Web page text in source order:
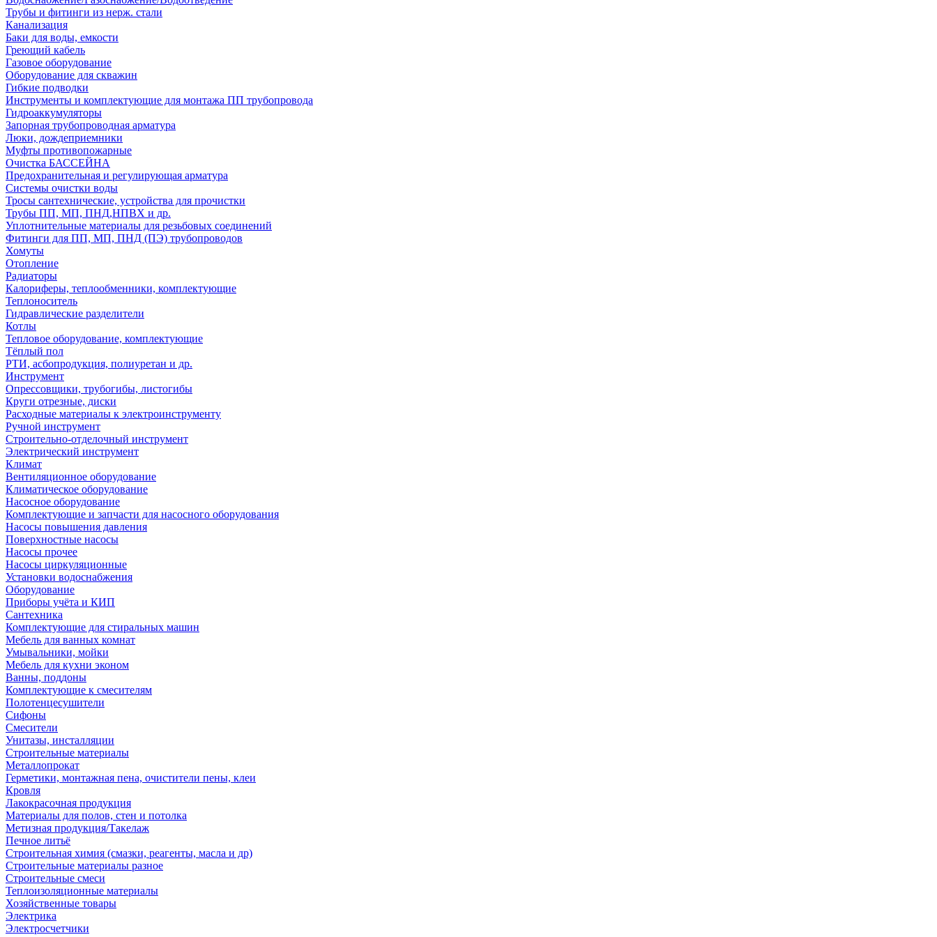
Трубы и фитинги из нерж. стали
Канализация
Баки для воды, емкости
Греющий кабель
Газовое оборудование
Оборудование для скважин
Гибкие подводки
Инструменты и комплектующие для монтажа ПП трубопровода
Гидроаккумуляторы
Запорная трубопроводная арматура
Люки, дождеприемники
Муфты противопожарные
Очистка БАССЕЙНА
Предохранительная и регулирующая арматура
Системы очистки воды
Тросы сантехнические, устройства для прочистки
Трубы ПП, МП, ПНД,НПВХ и др.
Уплотнительные материалы для резьбовых соединений
Фитинги для ПП, МП, ПНД (ПЭ) трубопроводов
Хомуты
Отопление
Радиаторы
Калориферы, теплообменники, комплектующие
Теплоноситель
Гидравлические разделители
Котлы
Тепловое оборудование, комплектующие
Тёплый пол
РТИ, асбопродукция, полиуретан и др.
Инструмент
Опрессовщики, трубогибы, листогибы
Круги отрезные, диски
Расходные материалы к электроинструменту
Ручной инструмент
Строительно-отделочный инструмент
Электрический инструмент
Климат
Вентиляционное оборудование
Климатическое оборудование
Насосное оборудование
Комплектующие и запчасти для насосного оборудования
Насосы повышения давления
Поверхностные насосы
Насосы прочее
Насосы циркуляционные
Установки водоснабжения
Оборудование
Приборы учёта и КИП
Сантехника
Комплектующие для стиральных машин
Мебель для ванных комнат
Умывальники, мойки
Мебель для кухни эконом
Ванны, поддоны
Комплектующие к смесителям
Полотенцесушители
Сифоны
Смесители
Унитазы, инсталляции
Строительные материалы
Металлопрокат
Герметики, монтажная пена, очистители пены, клеи
Кровля
Лакокрасочная продукция
Материалы для полов, стен и потолка
Метизная продукция/Такелаж
Печное литьё
Строительная химия (смазки, реагенты, масла и др)
Строительные материалы разное
Строительные смеси
Теплоизоляционные материалы
Хозяйственные товары
Электрика
Электросчетчики